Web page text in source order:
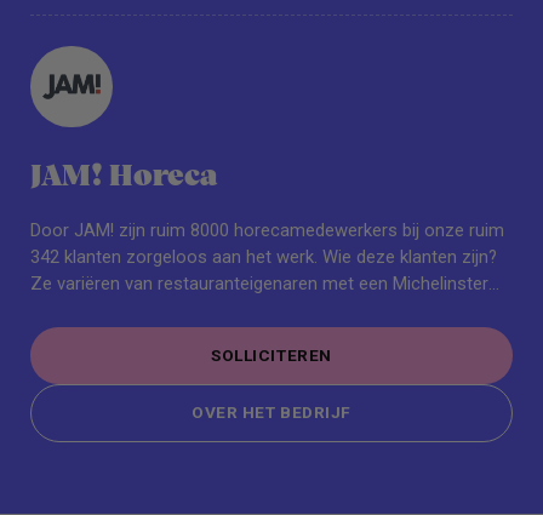
JAM! Horeca
Door JAM! zijn ruim 8000 horecamedewerkers bij onze ruim
342 klanten zorgeloos aan het werk. Wie deze klanten zijn?
Ze variëren van restauranteigenaren met een Michelinster
Waddeneilanden (bekijk hier onze samenwerkingen).
SOLLICITEREN
SOLLICITEREN
OVER HET BEDRIJF